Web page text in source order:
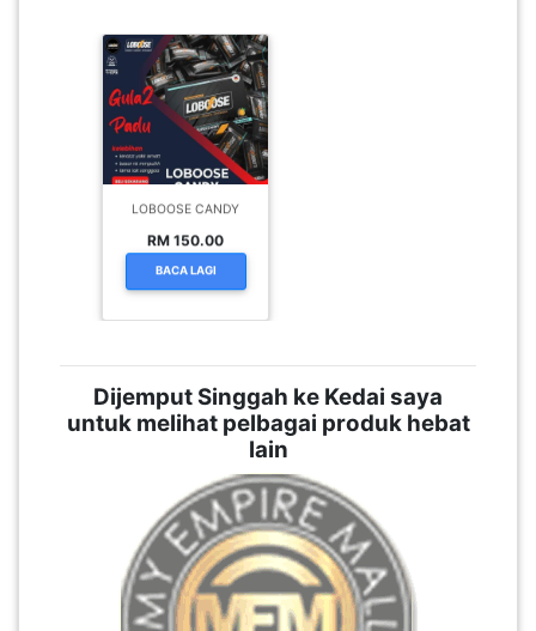
LOBOOSE CANDY
RM 150.00
BACA LAGI
Dijemput Singgah ke Kedai saya
untuk melihat pelbagai produk hebat
lain